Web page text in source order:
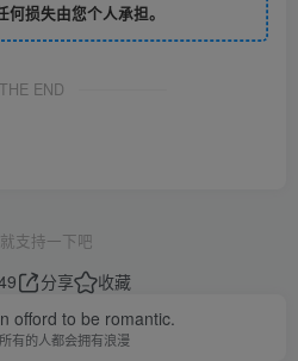
损失由您个人承担。
THE END
支持一下吧
分享
收藏
offord to be romantic.
有的人都会拥有浪漫